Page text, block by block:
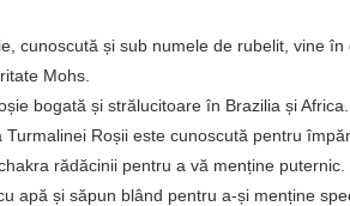
cunoscută și sub numele de rubelit, vine
Mohs.
bogată și strălucitoare în Brazilia și Africa.
Turmalinei Roșii este cunoscută pentru
rădăcinii pentru a vă menține puternic.
apă și săpun blând pentru a-și menține